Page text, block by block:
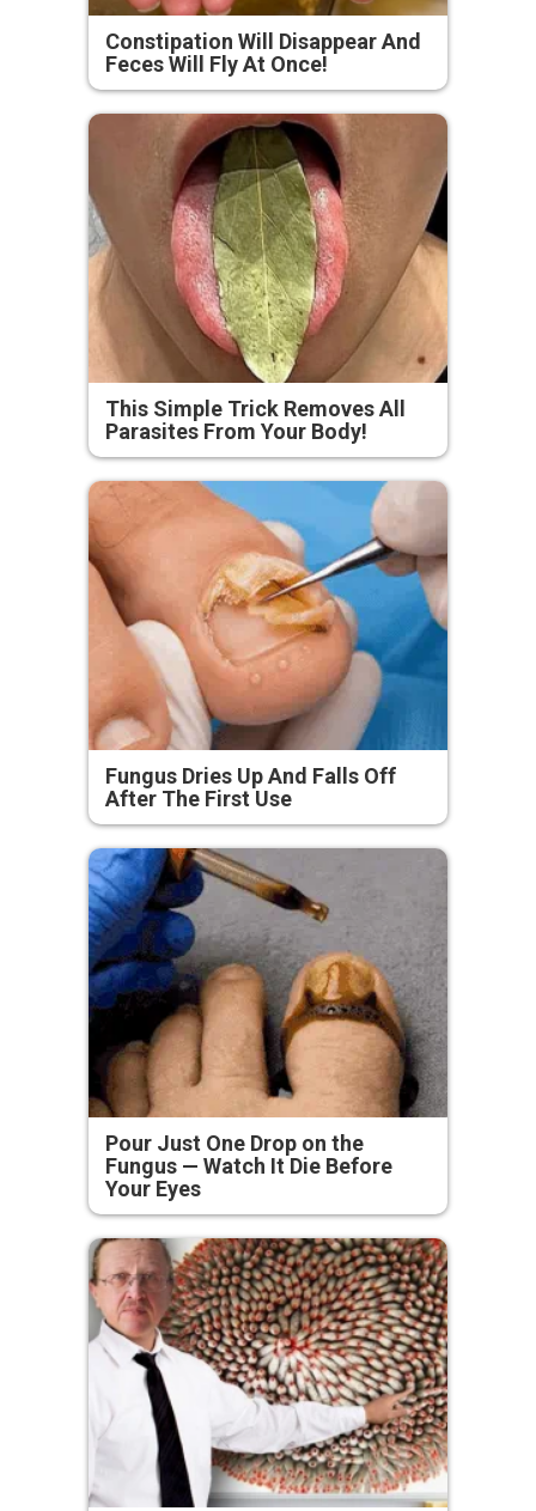
Constipation Will Disappear And
Feces Will Fly At Once!
This Simple Trick Removes All
Parasites From Your Body!
Fungus Dries Up And Falls Off
After The First Use
Pour Just One Drop on the
Fungus — Watch It Die Before
Your Eyes